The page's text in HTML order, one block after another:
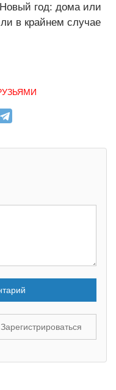
Новый год: дома или
в крайнем случае
Зарегистрироваться